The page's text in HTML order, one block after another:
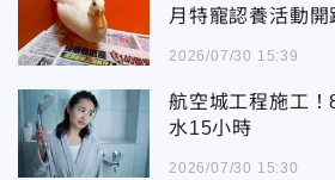
月特寵認養活動開
2026/07/30 15:39
航空城工程施工
水15小時
2026/07/30 15:30